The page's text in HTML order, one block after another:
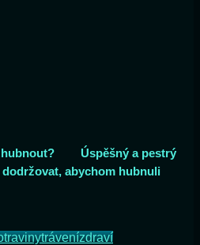
Úspěšný a pestrý
abychom hubnuli
trávenízdraví